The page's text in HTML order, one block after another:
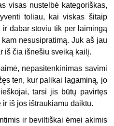
visas nustelbė kategoriškas,
toliau, kai viskas šitaip
dabar stoviu tik per laimingą
nesusipratimą. Juk aš jau
iš čia išnešiu sveiką kailį.
nepasitenkinimas savimi
ten, kur palikai lagaminą, jo
tarsi jis būtų pavirtęs
iš jos ištraukiamu daiktu.
ir beviltiškai ėmei akimis